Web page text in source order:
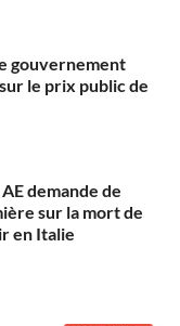
gouvernement
le prix public de
demande de
sur la mort de
en Italie